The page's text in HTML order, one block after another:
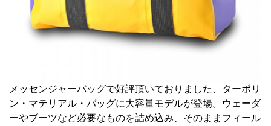
メッセンジャーバッグで好評頂いておりました、ターポリ
ン・マテリアル・バッグに大容量モデルが登場。ウェーダ
ーやブーツなど必要なものを詰め込み、そのままフィール